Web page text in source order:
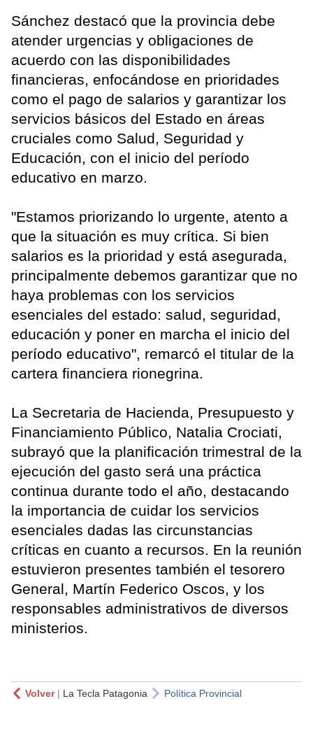
Sánchez destacó que la provincia debe
atender urgencias y obligaciones de
acuerdo con las disponibilidades
financieras, enfocándose en prioridades
como el pago de salarios y garantizar los
servicios básicos del Estado en áreas
cruciales como Salud, Seguridad y
Educación, con el inicio del período
educativo en marzo.
"Estamos priorizando lo urgente, atento a
que la situación es muy crítica. Si bien
salarios es la prioridad y está asegurada,
principalmente debemos garantizar que no
haya problemas con los servicios
esenciales del estado: salud, seguridad,
educación y poner en marcha el inicio del
período educativo", remarcó el titular de la
cartera financiera rionegrina.
La Secretaria de Hacienda, Presupuesto y
Financiamiento Público, Natalia Crociati,
subrayó que la planificación trimestral de la
ejecución del gasto será una práctica
continua durante todo el año, destacando
la importancia de cuidar los servicios
esenciales dadas las circunstancias
críticas en cuanto a recursos. En la reunión
estuvieron presentes también el tesorero
General, Martín Federico Oscos, y los
responsables administrativos de diversos
ministerios.
Volver| La Tecla Patagonia Política Provincial